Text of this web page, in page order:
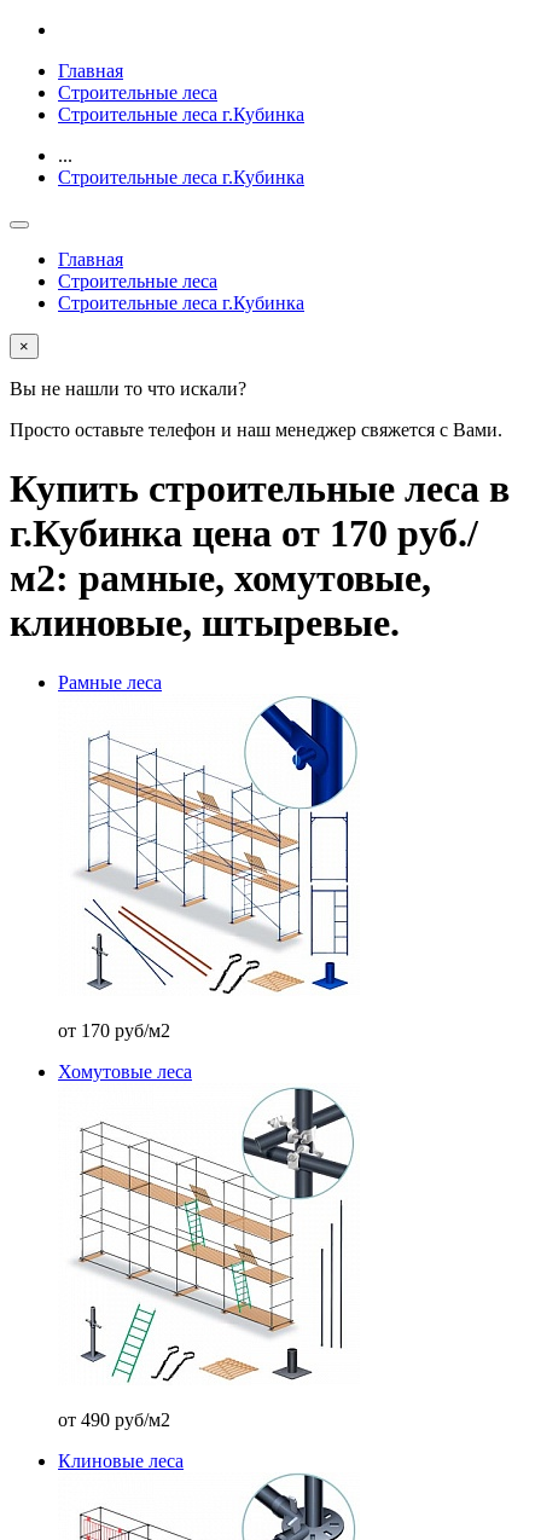
Главная
Строительные леса
Строительные леса г.Кубинка
...
Строительные леса г.Кубинка
Главная
Строительные леса
Строительные леса г.Кубинка
×
Вы не нашли то что искали?
Просто оставьте телефон и наш менеджер свяжется с Вами.
Купить строительные леса в
г.Кубинка цена от 170 руб./
м2: рамные, хомутовые,
клиновые, штыревые.
Рамные леса
от 170 руб/м2
Хомутовые леса
от 490 руб/м2
Клиновые леса